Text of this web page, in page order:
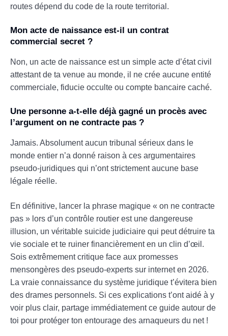
routes dépend du code de la route territorial.
Mon acte de naissance est-il un contrat
commercial secret ?
Non, un acte de naissance est un simple acte d’état civil
attestant de ta venue au monde, il ne crée aucune entité
commerciale, fiducie occulte ou compte bancaire caché.
Une personne a-t-elle déjà gagné un procès avec
l’argument on ne contracte pas ?
Jamais. Absolument aucun tribunal sérieux dans le
monde entier n’a donné raison à ces argumentaires
pseudo-juridiques qui n’ont strictement aucune base
légale réelle.
En définitive, lancer la phrase magique « on ne contracte
pas » lors d’un contrôle routier est une dangereuse
illusion, un véritable suicide judiciaire qui peut détruire ta
vie sociale et te ruiner financièrement en un clin d’œil.
Sois extrêmement critique face aux promesses
mensongères des pseudo-experts sur internet en 2026.
La vraie connaissance du système juridique t’évitera bien
des drames personnels. Si ces explications t’ont aidé à y
voir plus clair, partage immédiatement ce guide autour de
toi pour protéger ton entourage des arnaqueurs du net !